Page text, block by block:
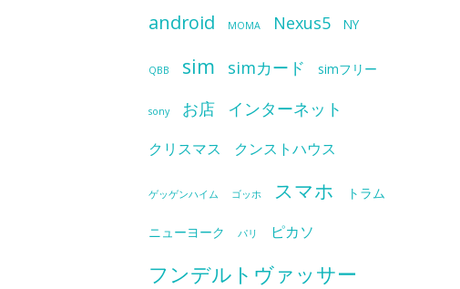
android MOMA Nexus5 NY
QBB sim simカード simフリー
sony お店 インターネット
クリスマス クンストハウス
ゲッゲンハイム ゴッホ スマホ トラム
ニューヨーク パリ ピカソ
フンデルトヴァッサー